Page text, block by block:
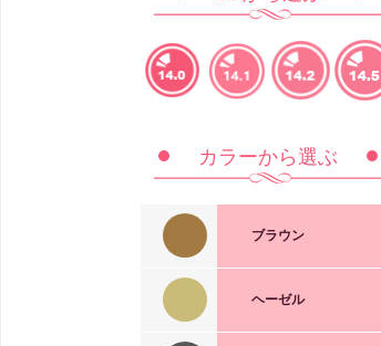
14.0mm 14.1mm 14.2mm
カラーから選ぶ
ブラウン
Silicone Hydrogel 1day
ヘーゼル